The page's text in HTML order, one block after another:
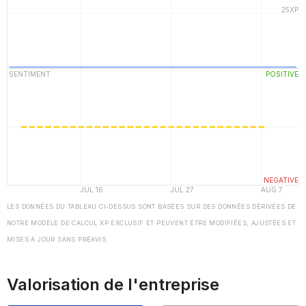
LES DONNÉES DU TABLEAU CI-DESSUS SONT BASÉES SUR DES DONNÉES DÉRIVÉES DE
NOTRE MODÈLE DE CALCUL XP EXCLUSIF ET PEUVENT ÊTRE MODIFIÉES, AJUSTÉES ET
MISES À JOUR SANS PRÉAVIS.
Valorisation de l'entreprise